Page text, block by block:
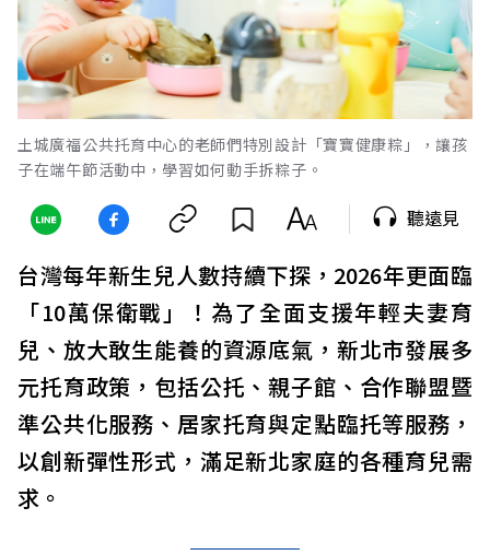
土城廣福公共托育中心的老師們特別設計「寶寶健康粽」，讓孩
子在端午節活動中，學習如何動手拆粽子。
聽遠見
台灣每年新生兒人數持續下探，2026年更面臨
「10萬保衛戰」！為了全面支援年輕夫妻育
兒、放大敢生能養的資源底氣，新北市發展多
元托育政策，包括公托、親子館、合作聯盟暨
準公共化服務、居家托育與定點臨托等服務，
以創新彈性形式，滿足新北家庭的各種育兒需
求。